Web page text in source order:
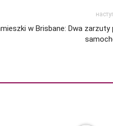
w Brisbane: Dwa zarzuty